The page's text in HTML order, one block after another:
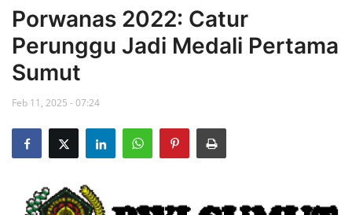
Home
Berita
Gallery
Porwanas 2022: Catur
Perunggu Jadi Medali Pertama
Sumut
Feb 11, 2025 - 07:24